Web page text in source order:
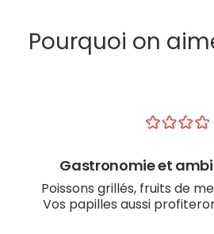
Pourquoi on
Gastronomie et
Poissons grillés, fruits de
Vos papilles aussi